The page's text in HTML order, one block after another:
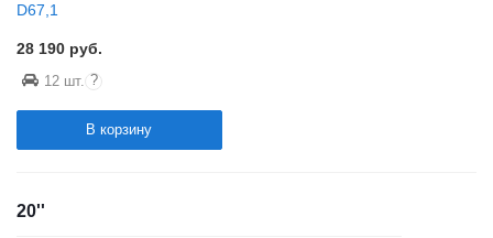
D67,1
28 190 руб.
12 шт. ?
В корзину
20''